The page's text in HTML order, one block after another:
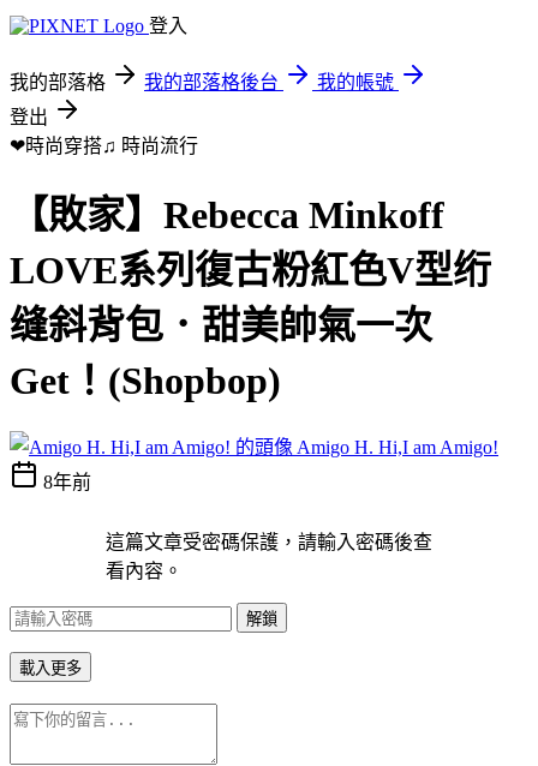
登入
我的部落格 我的部落格後台
我的帳號
登出
❤時尚穿搭♫ 時尚流行
【敗家】Rebecca Minkoff
LOVE系列復古粉紅色V型绗
缝斜背包．甜美帥氣一次
Get！(Shopbop)
Amigo H. Hi,I am Amigo!
8年前
這篇文章受密碼保護，請輸入密碼後查
看內容。
解鎖
載入更多